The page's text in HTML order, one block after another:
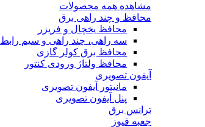
مشاهده همه محصولات
محافظ و چند راهی برق
محافظ یخچال و فریزر
سه راهی، چند راهی و سیم رابط
محافظ برق کولر گازی
محافظ ولتاژ ورودی کنتور
آیفون تصویری
مانیتور آیفون تصویری
پنل آیفون تصویری
ترانس برق
جعبه فیوز